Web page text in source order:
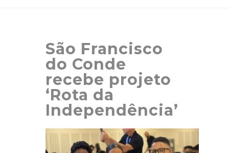
São Francisco
do Conde
recebe projeto
‘Rota da
Independência’